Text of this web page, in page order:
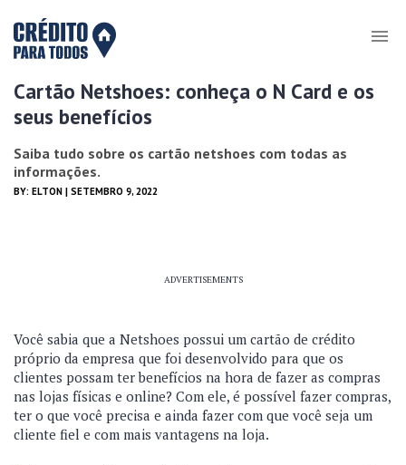
Cartão Netshoes: conheça o N Card e os
seus benefícios
Saiba tudo sobre os cartão netshoes com todas as
informações.
BY: ELTON | SETEMBRO 9, 2022
ADVERTISEMENTS
Você sabia que a Netshoes possui um cartão de crédito
próprio da empresa que foi desenvolvido para que os
clientes possam ter benefícios na hora de fazer as compras
nas lojas físicas e online? Com ele, é possível fazer compras,
ter o que você precisa e ainda fazer com que você seja um
cliente fiel e com mais vantagens na loja.